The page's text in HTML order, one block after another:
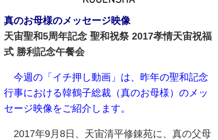
真のお母様のメッセージ映像
天宙聖和5周年記念 聖和祝祭2017孝情天宙祝福
式 勝利記念午餐会
今週の「イチ押し動画」は、昨年の聖和記念
行事における韓鶴子総裁（真のお母様）のメッ
セージ映像をご紹介します。
2017年9月 8日、天宙清平修錬苑に、真の父母